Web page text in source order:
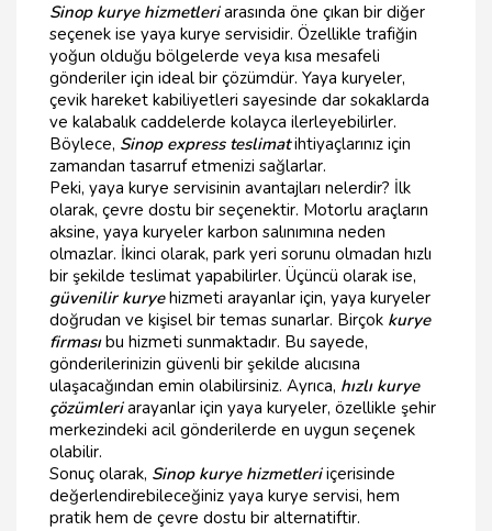
Sinop kurye hizmetleriarasında öne çıkan bir diğer
seçenek ise yaya kurye servisidir. Özellikle trafiğin
yoğun olduğu bölgelerde veya kısa mesafeli
gönderiler için ideal bir çözümdür. Yaya kuryeler,
çevik hareket kabiliyetleri sayesinde dar sokaklarda
ve kalabalık caddelerde kolayca ilerleyebilirler.
Böylece, Sinop express teslimatihtiyaçlarınız için
zamandan tasarruf etmenizi sağlarlar.
Peki, yaya kurye servisinin avantajları nelerdir? İlk
olarak, çevre dostu bir seçenektir. Motorlu araçların
aksine, yaya kuryeler karbon salınımına neden
olmazlar. İkinci olarak, park yeri sorunu olmadan hızlı
bir şekilde teslimat yapabilirler. Üçüncü olarak ise,
güvenilir kuryehizmeti arayanlar için, yaya kuryeler
doğrudan ve kişisel bir temas sunarlar. Birçok kurye
firmasıbu hizmeti sunmaktadır. Bu sayede,
gönderilerinizin güvenli bir şekilde alıcısına
ulaşacağından emin olabilirsiniz. Ayrıca, hızlı kurye
çözümleriarayanlar için yaya kuryeler, özellikle şehir
merkezindeki acil gönderilerde en uygun seçenek
olabilir.
Sonuç olarak, Sinop kurye hizmetleriiçerisinde
değerlendirebileceğiniz yaya kurye servisi, hem
pratik hem de çevre dostu bir alternatiftir.